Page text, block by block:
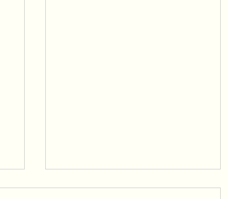
De ce facem sex?